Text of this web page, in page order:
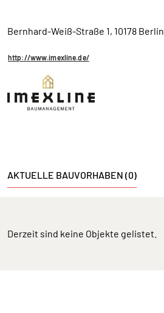
Bernhard-Weiß-Straße 1, 10178 Berlin
http://www.imexline.de/
AKTUELLE BAUVORHABEN (0)
Derzeit sind keine Objekte gelistet.